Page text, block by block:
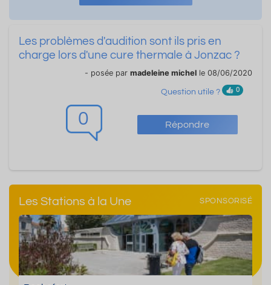
0 Répondre
Les problèmes d'audition sont ils pris en
charge lors d'une cure thermale à Jonzac ?
- posée par madeleine michel le 08/06/2020
Question utile ? 0
Les Stations à la Une SPONSORISÉ